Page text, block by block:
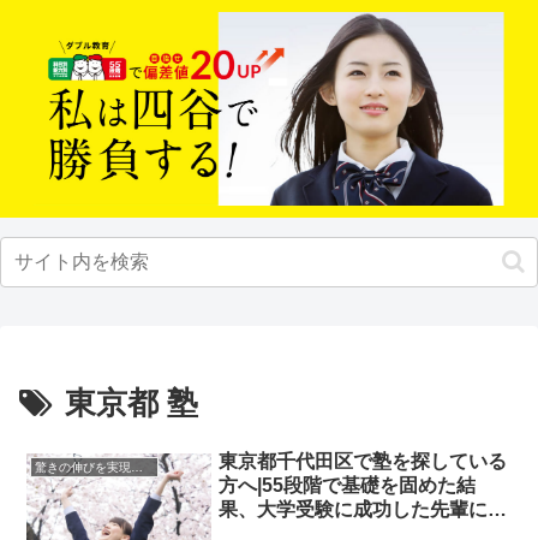
東京都 塾
東京都千代田区で塾を探している
方へ|55段階で基礎を固めた結
果、大学受験に成功した先輩にイ